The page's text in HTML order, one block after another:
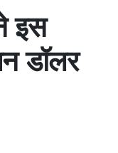
इस
डॉलर